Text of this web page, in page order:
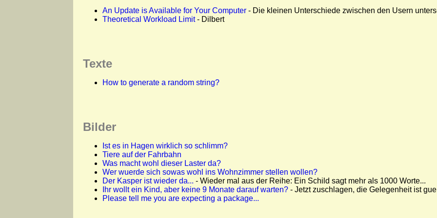
An Update is Available for Your Computer - Die kleinen Unterschiede zwischen den Usern
Theoretical Workload Limit- Dilbert
Texte
How to generate a random string?
Bilder
Ist es in Hagen wirklich so schlimm?
Tiere auf der Fahrbahn
Was macht wohl dieser Laster da?
Wer wuerde sich sowas wohl ins Wohnzimmer stellen wollen?
Der Kasper ist wieder da... - Wieder mal aus der Reihe: Ein Schild sagt mehr als 1000 Worte...
Ihr wollt ein Kind, aber keine 9 Monate darauf warten? - Jetzt zuschlagen, die Gelegenheit ist
Please tell me you are expecting a package...